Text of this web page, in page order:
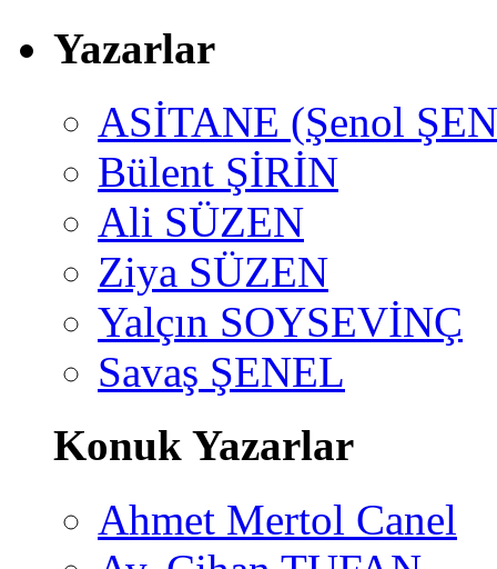
Yazarlar
ASİTANE (Şenol
Bülent ŞİRİN
Ali SÜZEN
Ziya SÜZEN
Yalçın SOYSEVİNÇ
Savaş ŞENEL
Konuk Yazarlar
Ahmet Mertol Canel